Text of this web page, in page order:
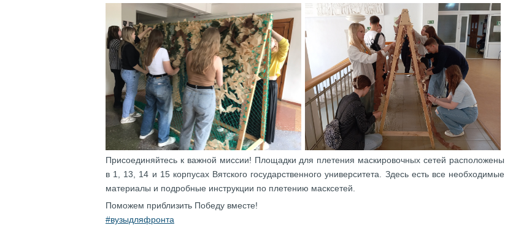
Присоединяйтесь к важной миссии! Площадки для плетения маскировочных сетей расположены
в 1, 13, 14 и 15 корпусах Вятского государственного университета. Здесь есть все необходимые
материалы и подробные инструкции по плетению масксетей.
Поможем приблизить Победу вместе!
#вузыдляфронта